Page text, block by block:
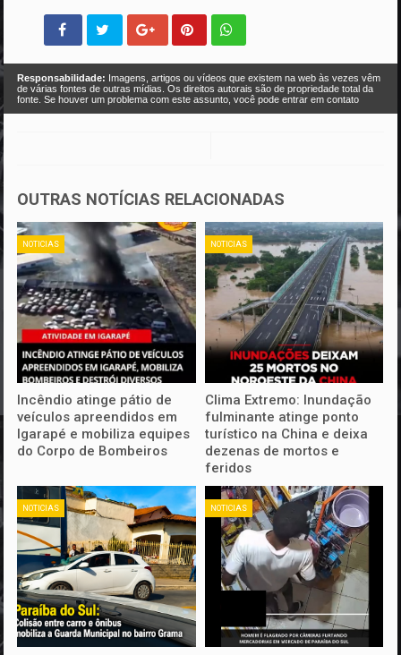
Responsabilidade: Imagens, artigos ou vídeos que existem na web às vezes vêm
de várias fontes de outras mídias. Os direitos autorais são de propriedade total da
fonte. Se houver um problema com este assunto, você pode entrar em contato
OUTRAS NOTÍCIAS RELACIONADAS
NOTICIAS
Incêndio atinge pátio de
veículos apreendidos em
Igarapé e mobiliza equipes
do Corpo de Bombeiros
NOTICIAS
Clima Extremo: Inundação
fulminante atinge ponto
turístico na China e deixa
dezenas de mortos e
feridos
NOTICIAS NOTICIAS